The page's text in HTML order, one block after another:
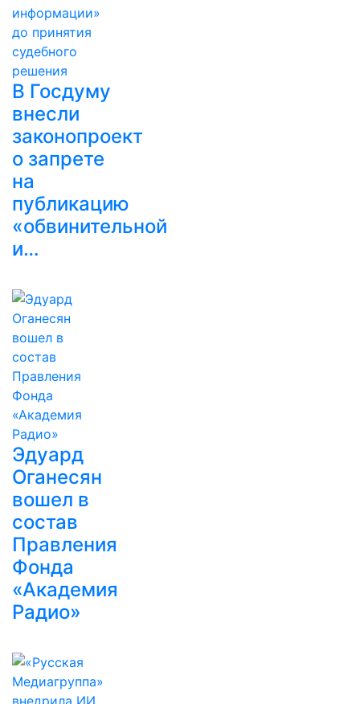
В Госдуму
внесли
законопроект
о запрете
на
публикацию
«обвинительной
и…
Эдуард
Оганесян
вошел в
состав
Правления
Фонда
«Академия
Радио»